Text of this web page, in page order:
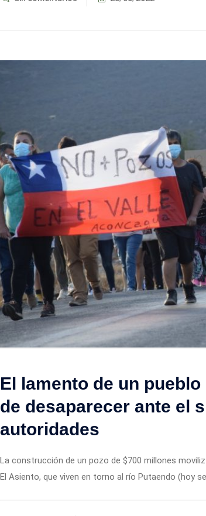
El lamento de un
de desaparecer ante el
autoridades
La construcción de un pozo de $700 millones
El Asiento, que viven en torno al río Putaendo (hoy